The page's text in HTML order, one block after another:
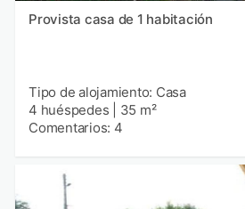
Provista casa de 1 habitación
Tipo de alojamiento: Casa
4 huéspedes
35 m²
Comentarios: 4